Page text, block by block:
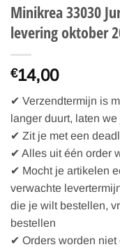
Minikrea 33030
levering oktober
€14,00
✔ Verzendtermijn is
langer duurt, laten
✔ Zit je met een
✔ Alles uit één order
✔ Mocht je artikelen
verwachte
die je wilt bestellen,
bestellen
✔ Orders worden niet